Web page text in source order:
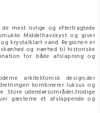
mest livlige og eftertragtede
Middelhavskyst og giver
krystalklart vand. Regionen er
og nærhed til historiske
for både afslapning og
arkitektonisk design,der
kombinerer luksus og
Store udendørsområder,frodige
gæsterne et afslappende og